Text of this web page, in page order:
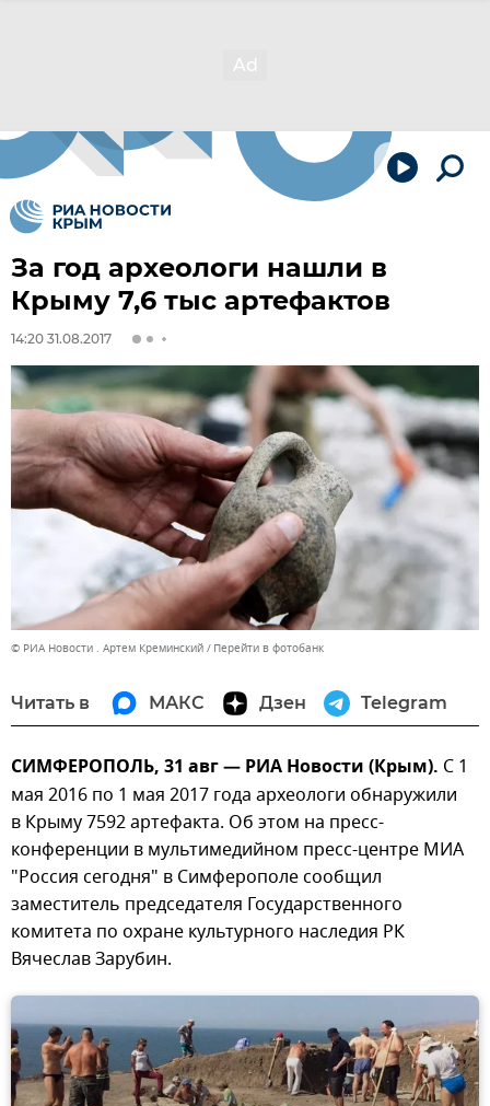
За год археологи нашли в
Крыму 7,6 тыс артефактов
14:20 31.08.2017
© РИА Новости . Артем Креминский Перейти в фотобанк
Читать в МАКС Дзен Telegram
СИМФЕРОПОЛЬ, 31 авг — РИА Новости (Крым). С 1
мая 2016 по 1 мая 2017 года археологи обнаружили
в Крыму 7592 артефакта. Об этом на пресс-
конференции в мультимедийном пресс-центре МИА
"Россия сегодня" в Симферополе сообщил
заместитель председателя Государственного
комитета по охране культурного наследия РК
Вячеслав Зарубин.